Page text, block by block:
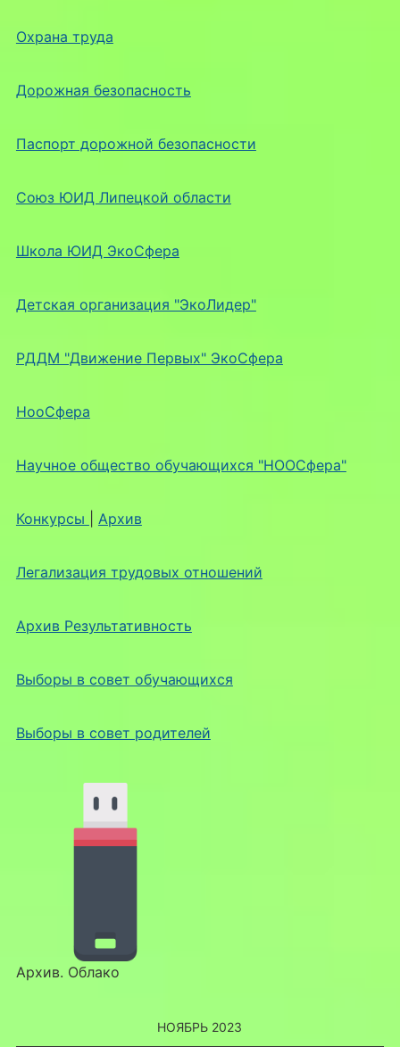
Охрана труда
Дорожная безопасность
Паспорт дорожной безопасности
Союз ЮИД Липецкой области
Школа ЮИД ЭкоСфера
Детская организация "ЭкоЛидер"
РДДМ "Движение Первых" ЭкоСфера
НооСфера
Научное общество обучающихся "НООСфера"
Конкурсы Архив
Легализация трудовых отношений
Архив Результативность
Выборы в совет обучающихся
Выборы в совет родителей
Архив. Облако
НОЯБРЬ 2023